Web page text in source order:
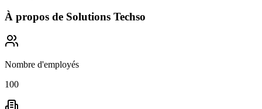
À propos de Solutions Techso
Nombre d'employés
100